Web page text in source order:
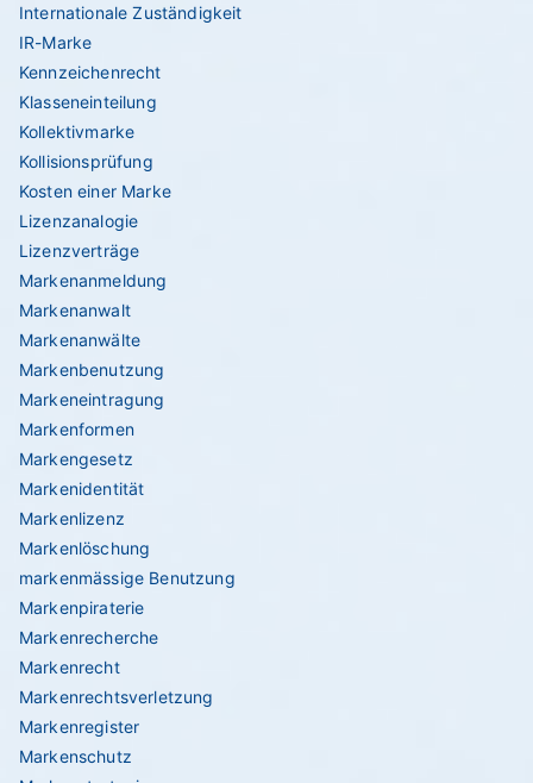
Internationale Zuständigkeit
IR-Marke
Kennzeichenrecht
Klasseneinteilung
Kollektivmarke
Kollisionsprüfung
Kosten einer Marke
Lizenzanalogie
Lizenzverträge
Markenanmeldung
Markenanwalt
Markenanwälte
Markenbenutzung
Markeneintragung
Markenformen
Markengesetz
Markenidentität
Markenlizenz
Markenlöschung
markenmässige Benutzung
Markenpiraterie
Markenrecherche
Markenrecht
Markenrechtsverletzung
Markenregister
Markenschutz